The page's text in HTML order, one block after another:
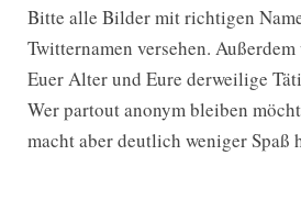
Bitte alle Bilder mit richtigen
Twitternamen versehen.
Euer Alter und Eure derweilige
Wer partout anonym bleiben
macht aber deutlich weniger Spaß